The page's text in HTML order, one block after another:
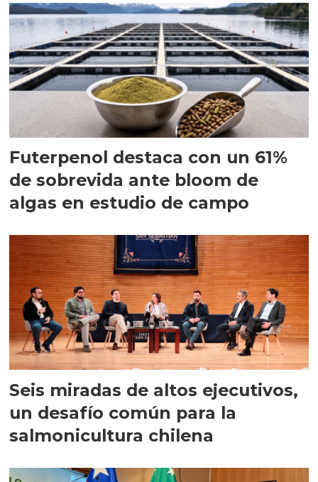
Futerpenol destaca con un 61%
de sobrevida ante bloom de
algas en estudio de campo
Seis miradas de altos ejecutivos,
un desafío común para la
salmonicultura chilena